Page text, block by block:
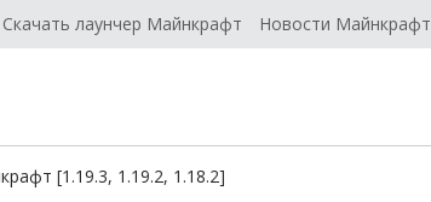
Скачать лаунчер Майнкрафт Новости Майнкрафт
[1.19.3, 1.19.2, 1.18.2]